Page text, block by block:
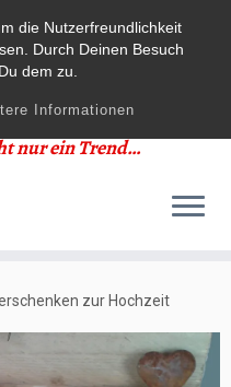
die Nutzerfreundlichkeit
Durch Deinen Besuch
dem zu.
Informationen
nur ein Trend…
zur Hochzeit